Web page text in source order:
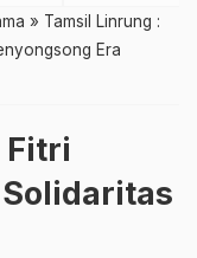
» Tamsil Linrung :
Era
Fitri